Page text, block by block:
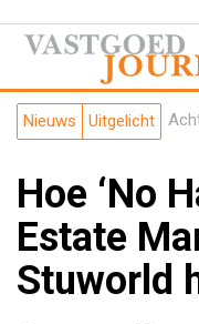
Nieuws Uitgelicht
Hoe ‘No
Estate
Stuworld